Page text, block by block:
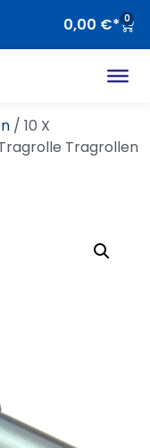
0,00 € 0
/ 10 X
Tragrollen